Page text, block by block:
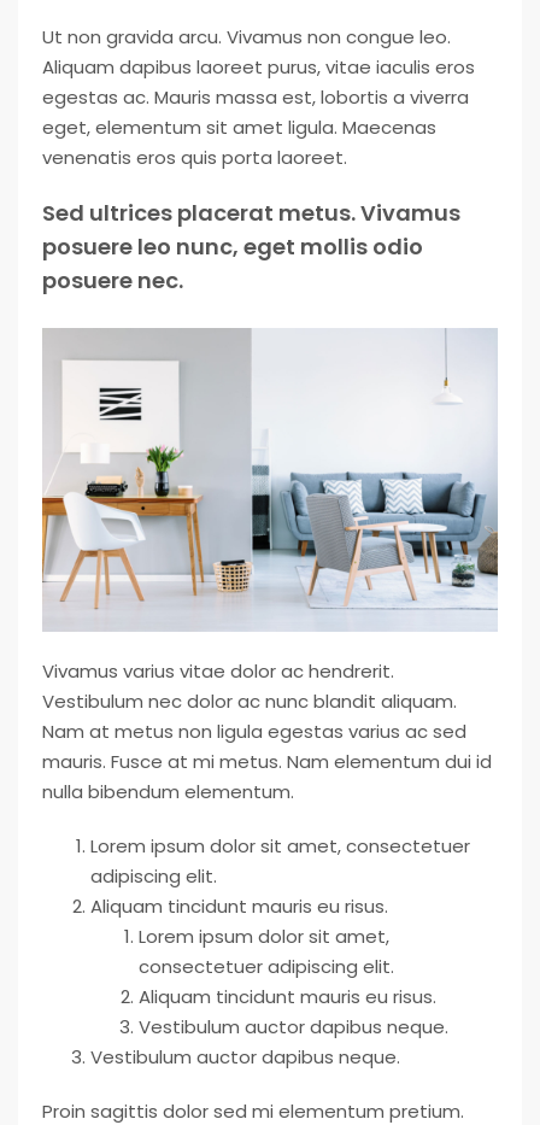
Ut non gravida arcu. Vivamus non congue leo.
Aliquam dapibus laoreet purus, vitae iaculis eros
egestas ac. Mauris massa est, lobortis a viverra
eget, elementum sit amet ligula. Maecenas
venenatis eros quis porta laoreet.
Sed ultrices placerat metus. Vivamus
posuere leo nunc, eget mollis odio
posuere nec.
Vivamus varius vitae dolor ac hendrerit.
Vestibulum nec dolor ac nunc blandit aliquam.
Nam at metus non ligula egestas varius ac sed
mauris. Fusce at mi metus. Nam elementum dui id
nulla bibendum elementum.
Lorem ipsum dolor sit amet, consectetuer
adipiscing elit.
Aliquam tincidunt mauris eu risus.
Lorem ipsum dolor sit amet,
consectetuer adipiscing elit.
Aliquam tincidunt mauris eu risus.
Vestibulum auctor dapibus neque.
Vestibulum auctor dapibus neque.
Proin sagittis dolor sed mi elementum pretium.